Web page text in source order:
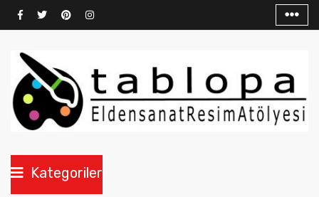
Kategoriler